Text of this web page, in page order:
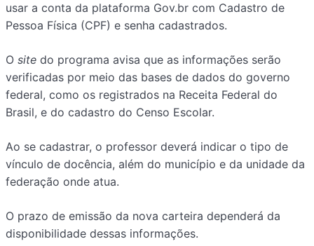
usar a conta da plataforma Gov.br com Cadastro de
Pessoa Física (CPF) e senha cadastrados.
O site do programa avisa que as informações serão
verificadas por meio das bases de dados do governo
federal, como os registrados na Receita Federal do
Brasil, e do cadastro do Censo Escolar.
Ao se cadastrar, o professor deverá indicar o tipo de
vínculo de docência, além do município e da unidade da
federação onde atua.
O prazo de emissão da nova carteira dependerá da
disponibilidade dessas informações.